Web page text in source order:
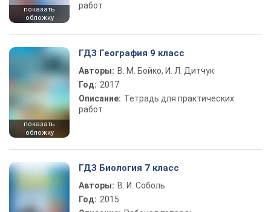
показать
обложку
работ
показать
обложку
ГДЗ География 9 класс
Авторы: В. М. Бойко, И. Л. Дитчук
Год: 2017
Описание: Тетрадь для практических
работ
ГДЗ Биология 7 класс
Авторы: В. И. Соболь
Год: 2015